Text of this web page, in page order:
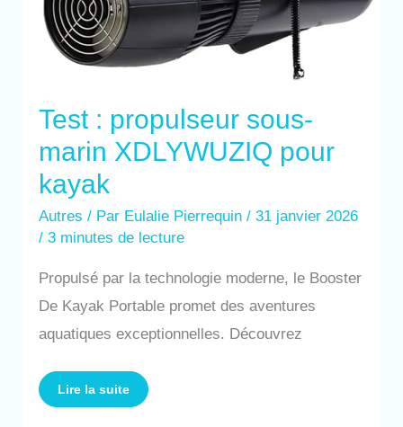
Test : propulseur sous-
marin XDLYWUZIQ pour
kayak
Autres / Par Eulalie Pierrequin/31 janvier 2026
/3 minutes de lecture
Propulsé par la technologie moderne, le Booster
De Kayak Portable promet des aventures
aquatiques exceptionnelles. Découvrez
Lire la suite